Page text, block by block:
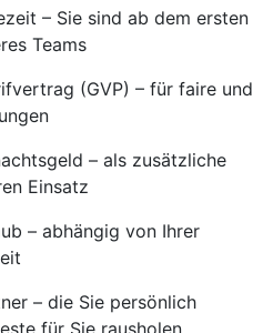
– Sie sind ab dem ersten
Teams
(GVP) – für faire und
– als zusätzliche
Einsatz
– abhängig von Ihrer
– die Sie persönlich
für Sie rausholen